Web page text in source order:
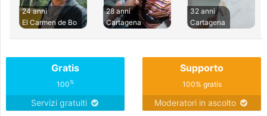
24 anni
El Carmen de Bo
28 anni
Cartagena
32 anni
Cartagena
Gratis
100%
Servizi gratuiti
Supporto
100% gratis
Moderatori in ascolto